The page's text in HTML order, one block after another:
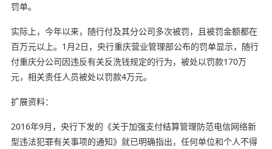
罚单。
实际上，今年以来，随行付及其分公司多次被罚，且被罚金额都在
百万元以上。1月2日，央行重庆营业管理部公布的罚单显示，随行
付重庆分公司因违反有关反洗钱规定的行为，被处以罚款170万
元，相关责任人员被处以罚款4万元。
扩展资料：
2016年9月，央行下发的《关于加强支付结算管理防范电信网络新
型违法犯罪有关事项的通知》就已明确指出，任何单位和个人不得